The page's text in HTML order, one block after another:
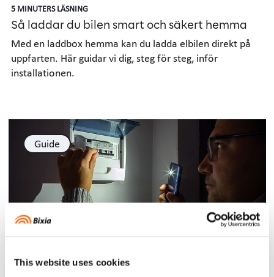
This website uses cookies
5 MINUTERS LÄSNING
Så laddar du bilen smart och säkert hemma
Med en laddbox hemma kan du ladda elbilen direkt på
uppfarten. Här guidar vi dig, steg för steg, inför
installationen.
Guide
Bra att veta vid ett strömavbrott